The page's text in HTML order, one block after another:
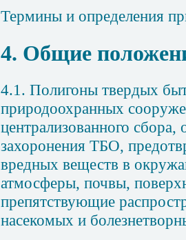
Термины и определения
4. Общие
4.1. Полигоны твердых
природоохранных
централизованного сбора,
захоронения ТБО,
вредных веществ в
атмосферы, почвы,
препятствующие
насекомых и